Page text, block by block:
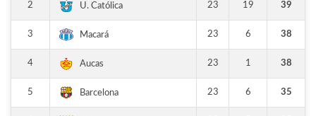
2 U. Católica 23 19 39
3 Macará 23 6 38
4 Aucas 23 1 38
5 Barcelona 23 6 35